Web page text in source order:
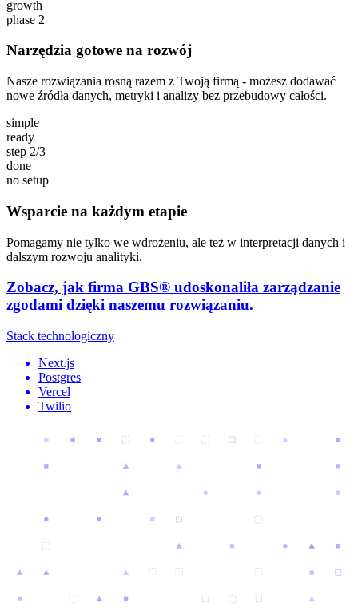
growth
phase 2
Narzędzia gotowe na rozwój
Nasze rozwiązania rosną razem z Twoją firmą - możesz dodawać
nowe źródła danych, metryki i analizy bez przebudowy całości.
simple
ready
step 2/3
done
no setup
Wsparcie na każdym etapie
Pomagamy nie tylko we wdrożeniu, ale też w interpretacji danych i
dalszym rozwoju analityki.
Zobacz, jak firma GBS® udoskonaliła zarządzanie
zgodami dzięki naszemu rozwiązaniu.
Stack technologiczny
Next.js
Postgres
Vercel
Twilio